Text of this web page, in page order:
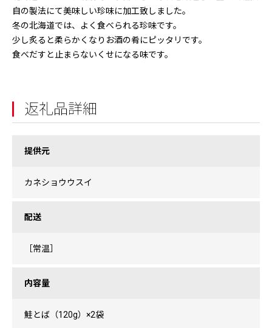
自の製法にて美味しい珍味に加工致しました。
冬の北海道では、よく食べられる珍味です。
少し炙ると柔らかくなりお酒の肴にピッタリです。
食べだすと止まらないくせになる味です。
返礼品詳細
提供元
カネショウウスイ
配送
［常温］
内容量
鮭とば（120g）×2袋